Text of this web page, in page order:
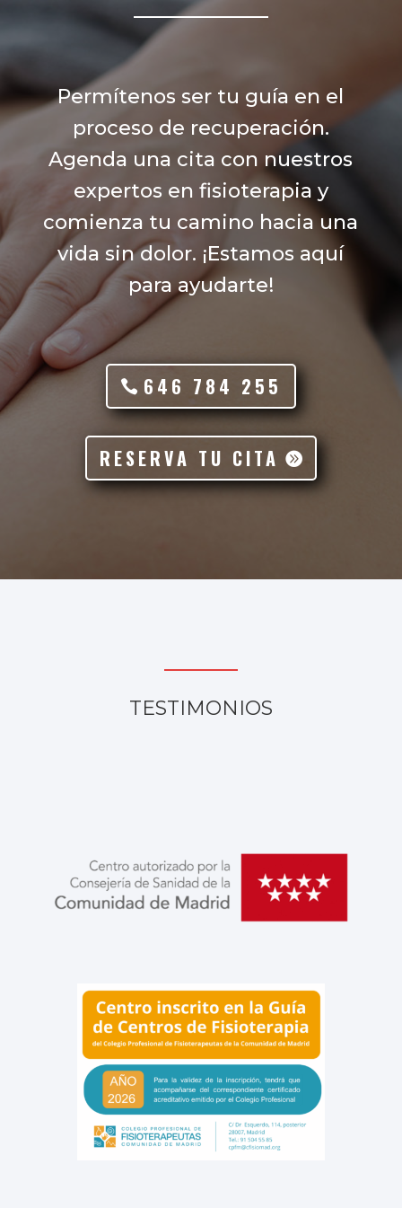
Permítenos ser tu guía en el
proceso de recuperación.
Agenda una cita con nuestros
expertos en fisioterapia y
comienza tu camino hacia una
vida sin dolor. ¡Estamos aquí
para ayudarte!
646 784 255
RESERVA TU CITA
TESTIMONIOS